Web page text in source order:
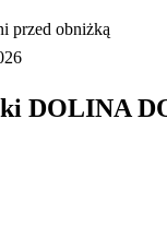
przed obniżką
DOLINA